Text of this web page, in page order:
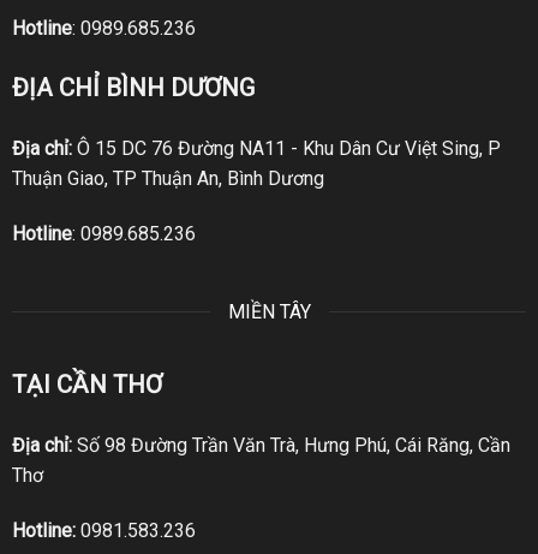
Hotline: 0989.685.236
ĐỊA CHỈ BÌNH DƯƠNG
Địa chỉ:Ô 15 DC 76 Đường NA11 - Khu Dân Cư Việt Sing, P
Thuận Giao, TP Thuận An, Bình Dương
Hotline: 0989.685.236
MIỀN TÂY
TẠI CẦN THƠ
Địa chỉ:Số 98 Đường Trần Văn Trà, Hưng Phú, Cái Răng, Cần
Thơ
Hotline: 0981.583.236